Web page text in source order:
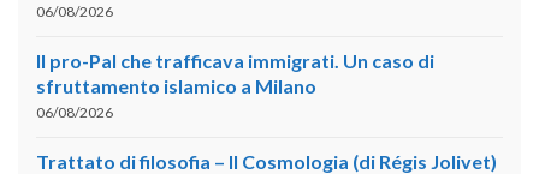
06/08/2026
Il pro-Pal che trafficava immigrati. Un caso di
sfruttamento islamico a Milano
06/08/2026
Trattato di filosofia – II Cosmologia (di Régis Jolivet)